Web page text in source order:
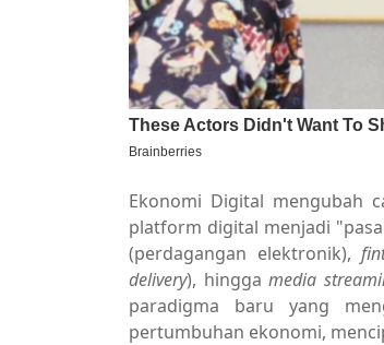
Ekonomi Digital mengubah
platform digital menjadi
(perdagangan elektronik),
delivery), hinggamedia
paradigma baru yang
pertumbuhan ekonomi,